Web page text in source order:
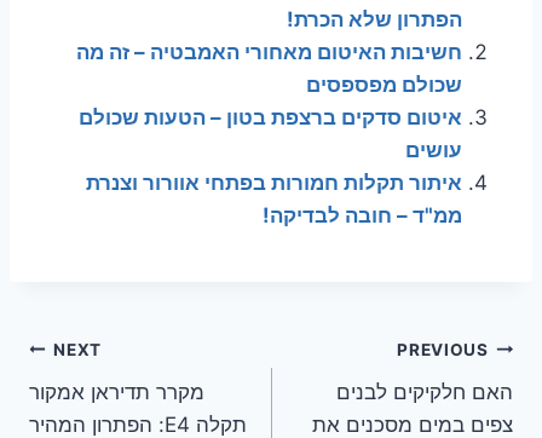
הפתרון שלא הכרת!
חשיבות האיטום מאחורי האמבטיה – זה מה
שכולם מפספסים
איטום סדקים ברצפת בטון – הטעות שכולם
עושים
איתור תקלות חמורות בפתחי אוורור וצנרת
ממ"ד – חובה לבדיקה!
ניווט
PREVIOUS
האם חלקיקים לבנים
צפים במים מסכנים את
NEXT
מקרר תדיראן אמקור
תקלה E4: הפתרון המהיר